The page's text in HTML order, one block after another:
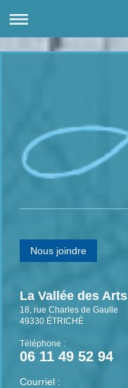
Nous joindre
La Vallée des Arts
18, rue Charles de Gaulle
49330 ÉTRICHÉ
Téléphone :
06 11 49 52 94
Courriel :